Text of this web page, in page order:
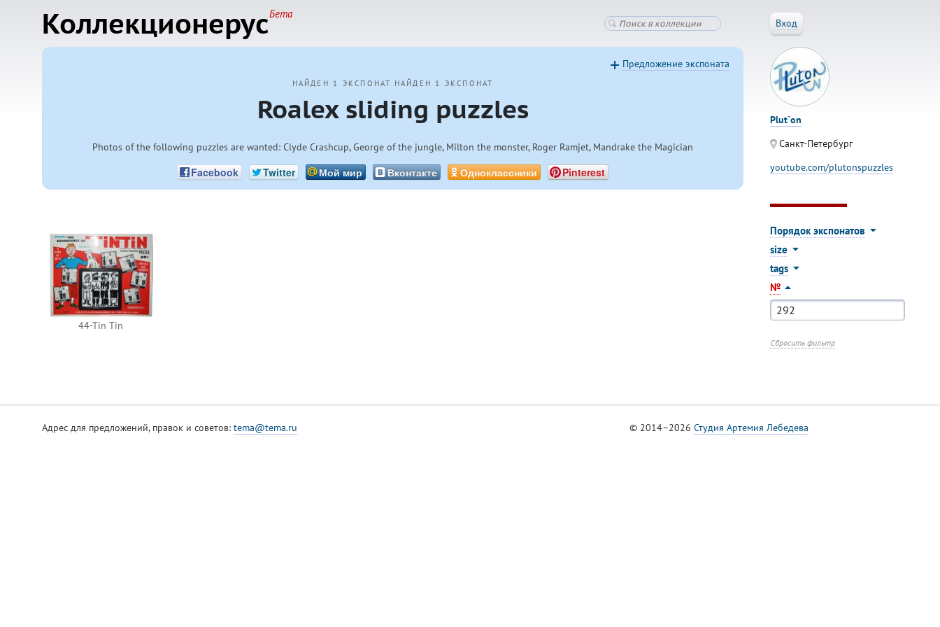
КоллекционерусБета
Вход
НАЙДЕН 1 ЭКСПОНАТ НАЙДЕН 1 ЭКСПОНАТ
Roalex sliding puzzles
Photos of the following puzzles are wanted: Clyde Crashcup, George of the jungle, Milton the monster, Roger Ramjet, Mandrake the Magician
Facebook Twitter Мой мир Вконтакте Одноклассники Pinterest
Предложение экспоната
Plut`on
Санкт-Петербург
youtube.com/plutonspuzzles
44-Tin Tin
Порядок экспонатов
size
tags
№
Сбросить фильтр
Адрес для предложений, правок и советов: tema@tema.ru © 2014–2026Студия Артемия Лебедева